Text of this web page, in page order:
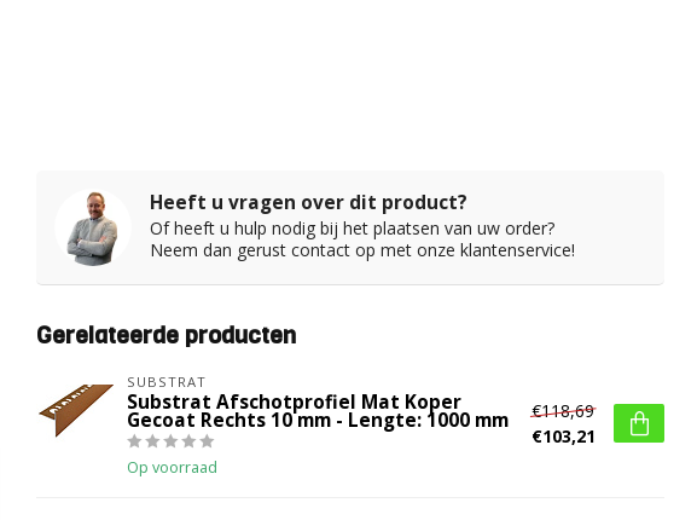
Heeft u vragen over dit product?
Of heeft u hulp nodig bij het plaatsen van uw order?
Neem dan gerust contact op met onze klantenservice!
Gerelateerde producten
SUBSTRAT
Substrat Afschotprofiel Mat Koper
Gecoat Rechts 10 mm - Lengte: 1000 mm
Op voorraad
€118,69
€103,21